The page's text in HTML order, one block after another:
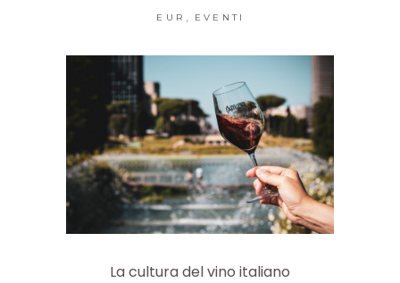
EUR EVENTI
La cultura del vino italiano